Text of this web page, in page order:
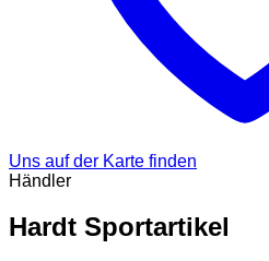
Uns auf der Karte finden
Händler
Hardt Sportartikel